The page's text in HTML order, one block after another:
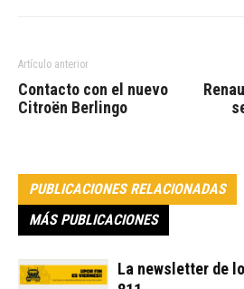
Artículo anterior
Contacto con el nuevo
Citroën Berlingo
PUBLICACIONES RELACIONADAS
MÁS PUBLICACIONES
La newsletter de